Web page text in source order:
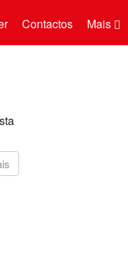
Mais
Contactos